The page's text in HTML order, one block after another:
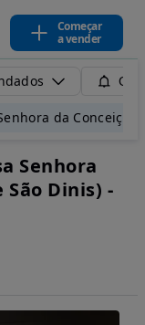
Começar
a vender
da
Senhora
São Dinis) -